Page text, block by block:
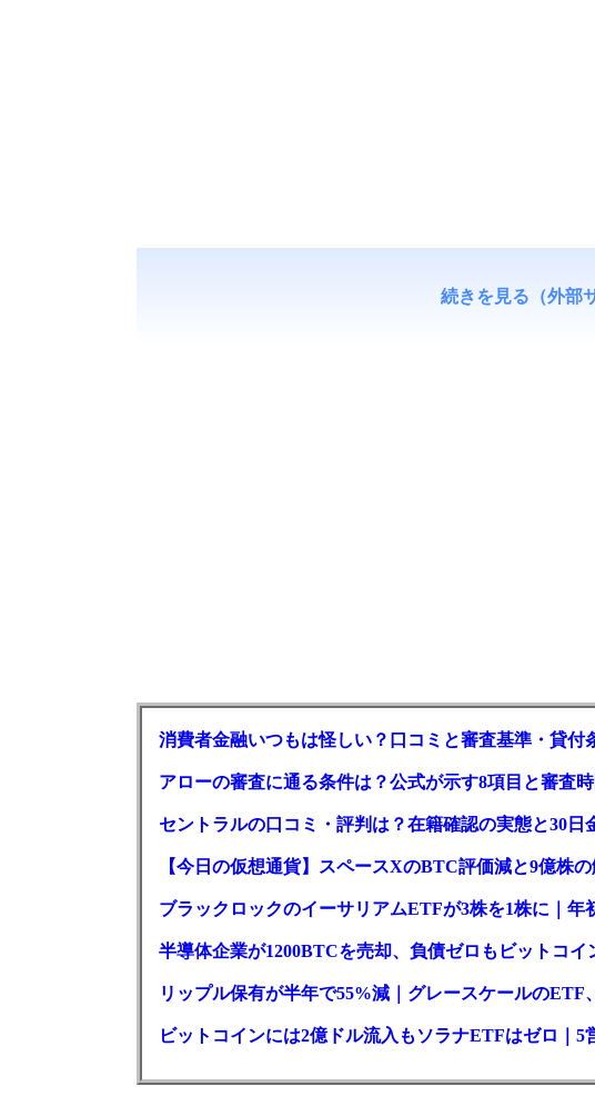
続きを見る（外部
消費者金融いつもは怪しい？口コミと審査基準・貸付
アローの審査に通る条件は？公式が示す8項目と審査時
セントラルの口コミ・評判は？在籍確認の実態と30日
【今日の仮想通貨】スペースXのBTC評価減と9億株
ブラックロックのイーサリアムETFが3株を1株に｜年
半導体企業が1200BTCを売却、負債ゼロもビットコイ
リップル保有が半年で55%減｜グレースケールのETF
ビットコインには2億ドル流入もソラナETFはゼロ｜5